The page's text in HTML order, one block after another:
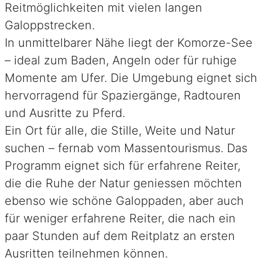
Reitmöglichkeiten mit vielen langen
Galoppstrecken.
In unmittelbarer Nähe liegt der Komorze-See
– ideal zum Baden, Angeln oder für ruhige
Momente am Ufer. Die Umgebung eignet sich
hervorragend für Spaziergänge, Radtouren
und Ausritte zu Pferd.
Ein Ort für alle, die Stille, Weite und Natur
suchen – fernab vom Massentourismus. Das
Programm eignet sich für erfahrene Reiter,
die die Ruhe der Natur geniessen möchten
ebenso wie schöne Galoppaden, aber auch
für weniger erfahrene Reiter, die nach ein
paar Stunden auf dem Reitplatz an ersten
Ausritten teilnehmen können.